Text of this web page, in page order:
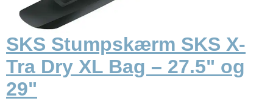
SKS Stumpskærm SKS X-
Tra Dry XL Bag – 27.5" og
29"